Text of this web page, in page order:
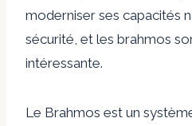
moderniser ses capacités
sécurité, et les brahmos
intéressante.
Le Brahmos est un